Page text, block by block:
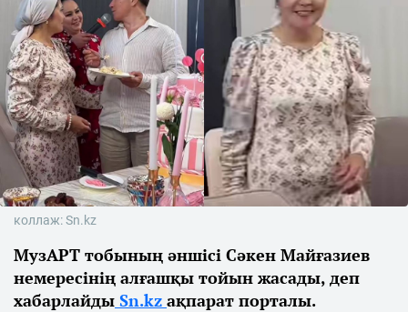
коллаж: Sn.kz
МузАРТ тобының әншісі Сәкен Майғазиев
немересінің алғашқы тойын жасады, деп
хабарлайды Sn.kz ақпарат порталы.